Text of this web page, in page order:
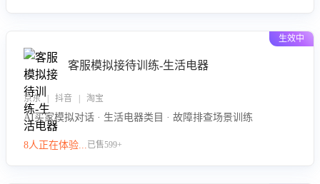
生效中
客服模拟接待训练-生活电器
京东 | 抖音 | 淘宝
AI买家模拟对话 · 生活电器类目 · 故障排查场景训练
8人正在体验...已售599+